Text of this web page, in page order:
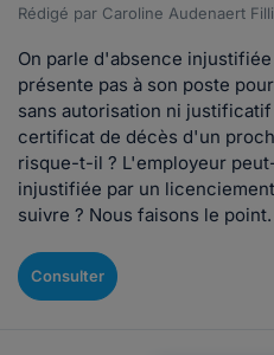
Rédigé par Caroline Audenaert
On parle d'absence
présente pas à son poste
sans autorisation ni
certificat de décès d'un
risque-t-il ? L'employeur
injustifiée par un
suivre ? Nous faisons le point.
Consulter